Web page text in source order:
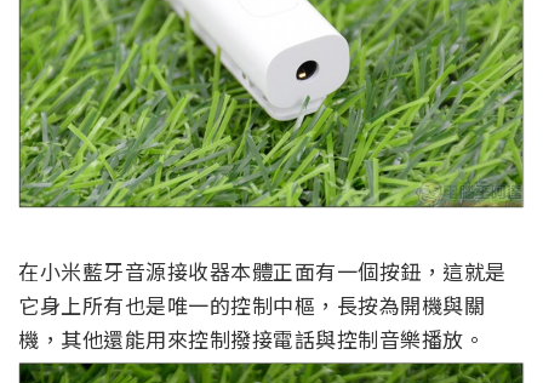
在小米藍牙音源接收器本體正面有一個按鈕，這就是
它身上所有也是唯一的控制中樞，長按為開機與關
機，其他還能用來控制撥接電話與控制音樂播放。